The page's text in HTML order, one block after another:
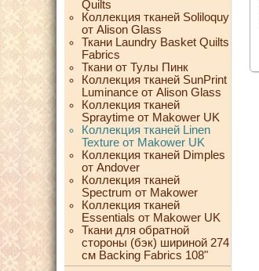
Quilts
Коллекция тканей Soliloquy
от Alison Glass
Ткани Laundry Basket Quilts
Fabrics
Ткани от Тулы Пинк
Коллекция тканей SunPrint
Luminance от Alison Glass
Коллекция тканей
Spraytime от Makower UK
Коллекция тканей Linen
Texture от Makower UK
Коллекция тканей Dimples
от Andover
Коллекция тканей
Spectrum от Makower
Коллекция тканей
Essentials от Makower UK
Ткани для обратной
стороны (бэк) шириной 274
см Backing Fabrics 108"